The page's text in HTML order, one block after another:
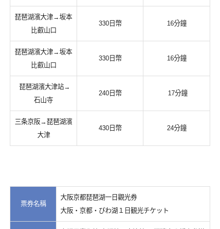
琵琶湖濱大津→坂本
比叡山口
330日幣 16分鐘
琵琶湖濱大津→坂本
比叡山口
330日幣 16分鐘
琵琶湖濱大津站→
石山寺
240日幣 17分鐘
三条京阪→琵琶湖濱
大津
430日幣 24分鐘
票券名稱
大阪京都琵琶湖一日觀光券
大阪・京都・びわ湖１日観光チケット